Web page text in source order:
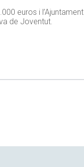
euros i
de Joventut.